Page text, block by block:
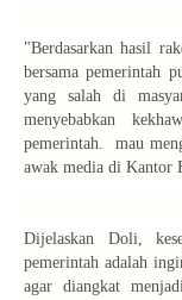
"Berdasarkan hasil
bersama pemerintah
yang salah di
menyebabkan
pemerintah. mau
awak media di Kantor
Dijelaskan Doli,
pemerintah adalah
agar diangkat